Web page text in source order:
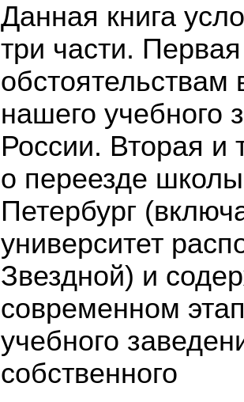
Данная книга
три части.
обстоятельствам
нашего учебного
России. Вторая и
о переезде
Петербург
университет
Звездной) и
современном
учебного
собственного